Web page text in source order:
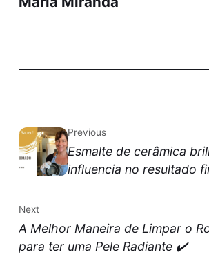
Previous
Esmalte de cerâmica
influencia no resultado
Next
A Melhor Maneira de Limpar o
para ter uma Pele Radiante ✔️